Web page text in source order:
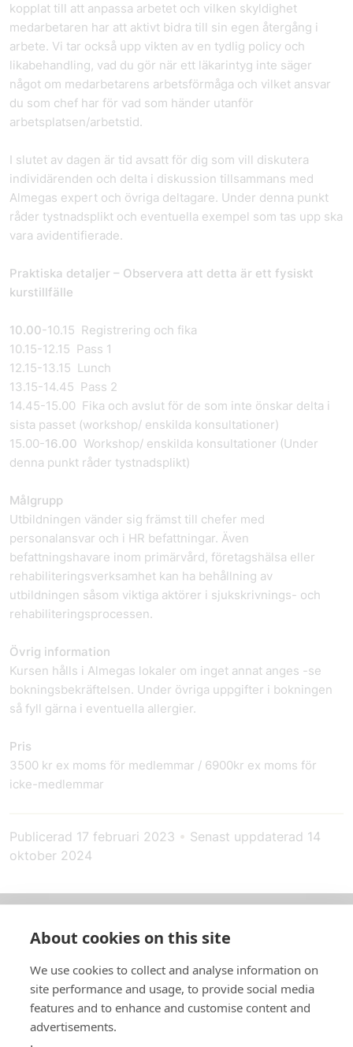
kopplat till att anpassa arbetet och vilken skyldighet
medarbetaren har att aktivt bidra till sin egen återgång i
arbete. Vi tar också upp vikten av en tydlig policy och
likabehandling, vad du gör när ett läkarintyg inte säger
något om medarbetarens arbetsförmåga och vilket ansvar
du som chef har för vad som händer utanför
arbetsplatsen/arbetstid.
I slutet av dagen är tid avsatt för dig som vill diskutera
individärenden och delta i diskussion tillsammans med
Almegas expert och övriga deltagare. Under denna punkt
råder tystnadsplikt och eventuella exempel som tas upp ska
vara avidentifierade.
Praktiska detaljer – Observera att detta är ett fysiskt
kurstillfälle
10.00-10.15 Registrering och fika
10.15-12.15 Pass 1
12.15-13.15 Lunch
13.15-14.45 Pass 2
14.45-15.00 Fika och avslut för de som inte önskar delta i
sista passet (workshop/ enskilda konsultationer)
15.00-16.00 Workshop/ enskilda konsultationer (Under
denna punkt råder tystnadsplikt)
Målgrupp
Utbildningen vänder sig främst till chefer med
personalansvar och i HR befattningar. Även
befattningshavare inom primärvård, företagshälsa eller
rehabiliteringsverksamhet kan ha behållning av
utbildningen såsom viktiga aktörer i sjukskrivnings- och
rehabiliteringsprocessen.
Övrig information
Kursen hålls i Almegas lokaler om inget annat anges -se
bokningsbekräftelsen. Under övriga uppgifter i bokningen
så fyll gärna i eventuella allergier.
Pris
3500 kr ex moms för medlemmar / 6900kr ex moms för
icke-medlemmar
Publicerad 17 februari 2023 • Senast uppdaterad 14
oktober 2024
In English
Standardavtal
About cookies on this site
We use cookies to collect and analyse information on
site performance and usage, to provide social media
features and to enhance and customise content and
advertisements.